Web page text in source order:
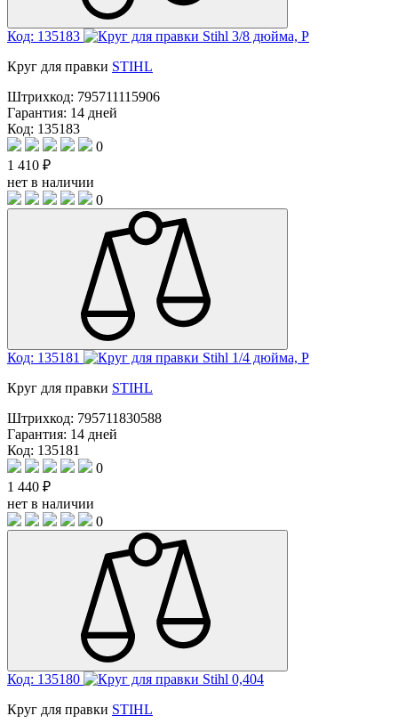
Код: 135183
Круг для правки STIHL
Штрихкод: 795711115906
Гарантия: 14 дней
Код: 135183
0
1 410 ₽
нет в наличии
0
Код: 135181
Круг для правки STIHL
Штрихкод: 795711830588
Гарантия: 14 дней
Код: 135181
0
1 440 ₽
нет в наличии
0
Код: 135180
Круг для правки STIHL